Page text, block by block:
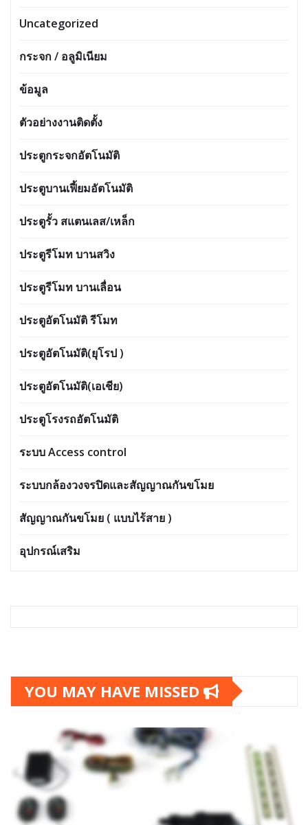
Uncategorized
กระจก / อลูมิเนียม
ข้อมูล
ตัวอย่างงานติดตั้ง
ประตูกระจกอัตโนมัติ
ประตูบานเฟี้ยมอัตโนมัติ
ประตูรั้ว สแตนเลส/เหล็ก
ประตูรีโมท บานสวิง
ประตูรีโมท บานเลื่อน
ประตูอัตโนมัติ รีโมท
ประตูอัตโนมัติ(ยุโรป )
ประตูอัตโนมัติ(เอเชีย)
ประตูโรงรถอัตโนมัติ
ระบบ Access control
ระบบกล้องวงจรปิดและสัญญาณกันขโมย
สัญญาณกันขโมย ( แบบไร้สาย )
อุปกรณ์เสริม
YOU MAY HAVE MISSED